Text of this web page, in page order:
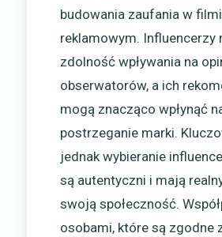
budowania zaufania w
reklamowym. Influencerzy
zdolność wpływania na
obserwatorów, a ich
mogą znacząco wpłynąć
postrzeganie marki.
jednak wybieranie
są autentyczni i mają
swoją społeczność.
osobami, które są zgodne